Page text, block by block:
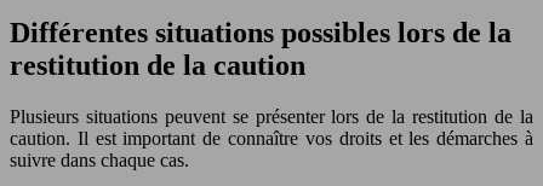
Différentes situations possibles lors de la
restitution de la caution
Plusieurs situations peuvent se présenter lors de la restitution de la
caution. Il est important de connaître vos droits et les démarches à
suivre dans chaque cas.